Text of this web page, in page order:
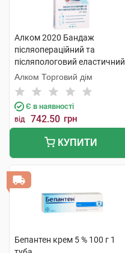
Алком 2020 Бандаж
післяопераційний та
післяпологовий еластичний
розмір 1 1 шт
Алком Торговий дім
Є в наявності
від 742.50 грн
КУПИТИ
Бепантен крем 5 % 100 г 1